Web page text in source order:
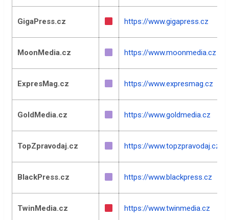
GigaPress.cz https://www.gigapress.cz
MoonMedia.cz https://www.moonmedia.cz
ExpresMag.cz https://www.expresmag.cz
GoldMedia.cz https://www.goldmedia.cz
TopZpravodaj.cz https://www.topzpravodaj.cz
BlackPress.cz https://www.blackpress.cz
TwinMedia.cz https://www.twinmedia.cz